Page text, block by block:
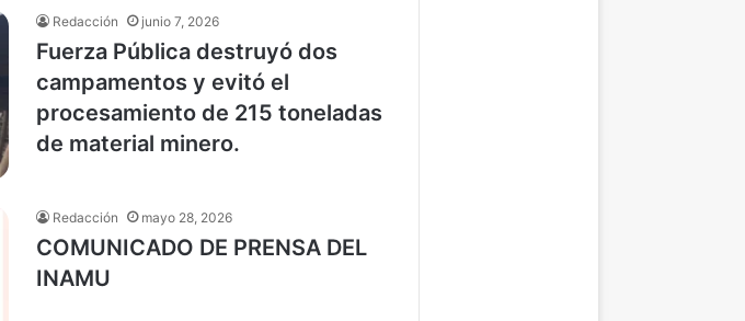
Redacción junio 7, 2026
Fuerza Pública destruyó dos
campamentos y evitó el
procesamiento de 215 toneladas
de material minero.
Redacción mayo 28, 2026
COMUNICADO DE PRENSA DEL
INAMU